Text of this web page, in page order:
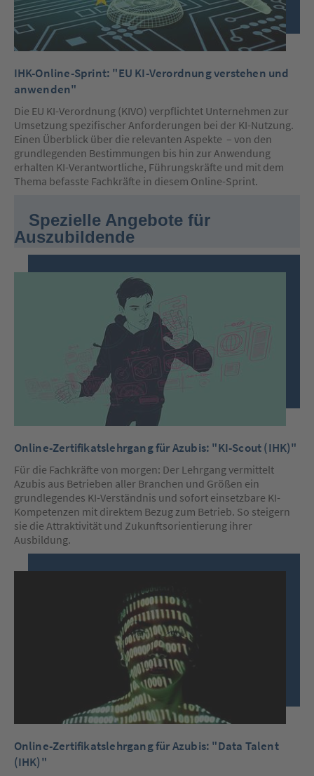
IHK-Online-Sprint: "EU KI-Verordnung verstehen und
anwenden"
Die EU KI-Verordnung (KIVO) verpflichtet Unternehmen zur
Umsetzung spezifischer Anforderungen bei der KI-Nutzung.
Einen Überblick über die relevanten Aspekte – von den
grundlegenden Bestimmungen bis hin zur Anwendung
erhalten KI-Verantwortliche, Führungskräfte und mit dem
Thema befasste Fachkräfte in diesem Online-Sprint.
Spezielle Angebote für
Auszubildende
Online-Zertifikatslehrgang für Azubis: "KI-Scout (IHK)"
Für die Fachkräfte von morgen: Der Lehrgang vermittelt
Azubis aus Betrieben aller Branchen und Größen ein
grundlegendes KI-Verständnis und sofort einsetzbare KI-
Kompetenzen mit direktem Bezug zum Betrieb. So steigern
sie die Attraktivität und Zukunftsorientierung ihrer
Ausbildung.
Online-Zertifikatslehrgang für Azubis: "Data Talent
(IHK)"